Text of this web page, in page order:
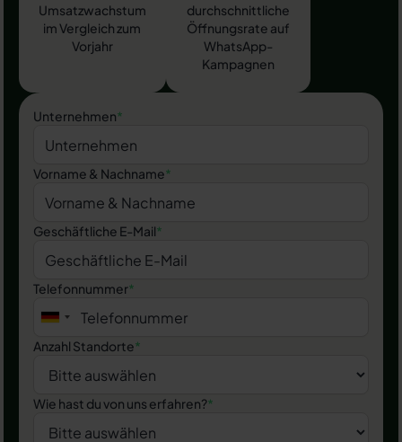
Umsatzwachstum
im Vergleich zum
Vorjahr
durchschnittliche
Öffnungsrate auf
WhatsApp-
Kampagnen
Unternehmen*
Vorname & Nachname*
Geschäftliche E-Mail*
Telefonnummer*
Anzahl Standorte*
Wie hast du von uns erfahren?*